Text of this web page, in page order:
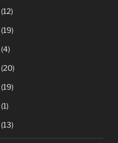
(12)
(19)
(4)
(20)
(19)
(1)
(13)